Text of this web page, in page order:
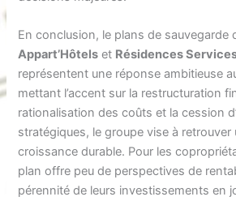
En conclusion, le plans de sauvegarde
Appart’Hôtels et Résidences
représentent une réponse ambitieuse
mettant l’accent sur la restructuration
rationalisation des coûts et la cession
stratégiques, le groupe vise à retrouver
croissance durable. Pour les
plan offre peu de perspectives de
pérennité de leurs investissements en